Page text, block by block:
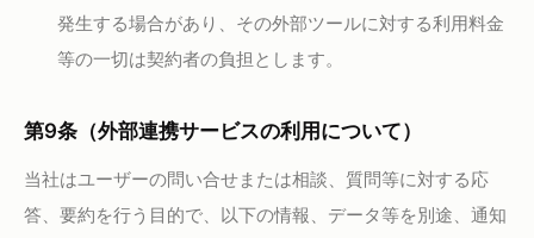
発生する場合があり、その外部ツールに対する利用料金
等の一切は契約者の負担とします。
第9条（外部連携サービスの利用について）
当社はユーザーの問い合せまたは相談、質問等に対する応
答、要約を行う目的で、以下の情報、データ等を別途、通知